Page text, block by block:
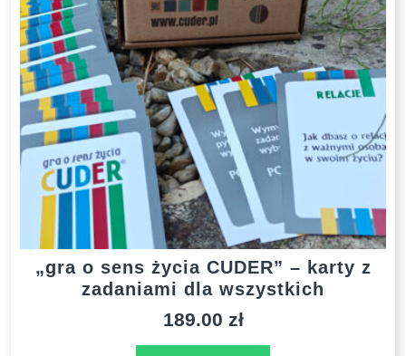
„gra o sens życia CUDER” – karty z
zadaniami dla wszystkich
189.00 zł